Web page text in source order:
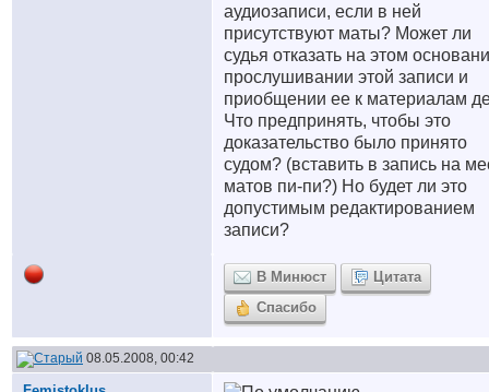
аудиозаписи, если в ней
присутствуют маты? Может ли
судья отказать на этом
прослушивании этой записи и
приобщении ее к материалам
Что предпринять, чтобы это
доказательство было принято
судом? (вставить в запись на
матов пи-пи?) Но будет ли это
допустимым редактированием
записи?
В Минюст
Цитата
Спасибо
08.05.2008, 00:42